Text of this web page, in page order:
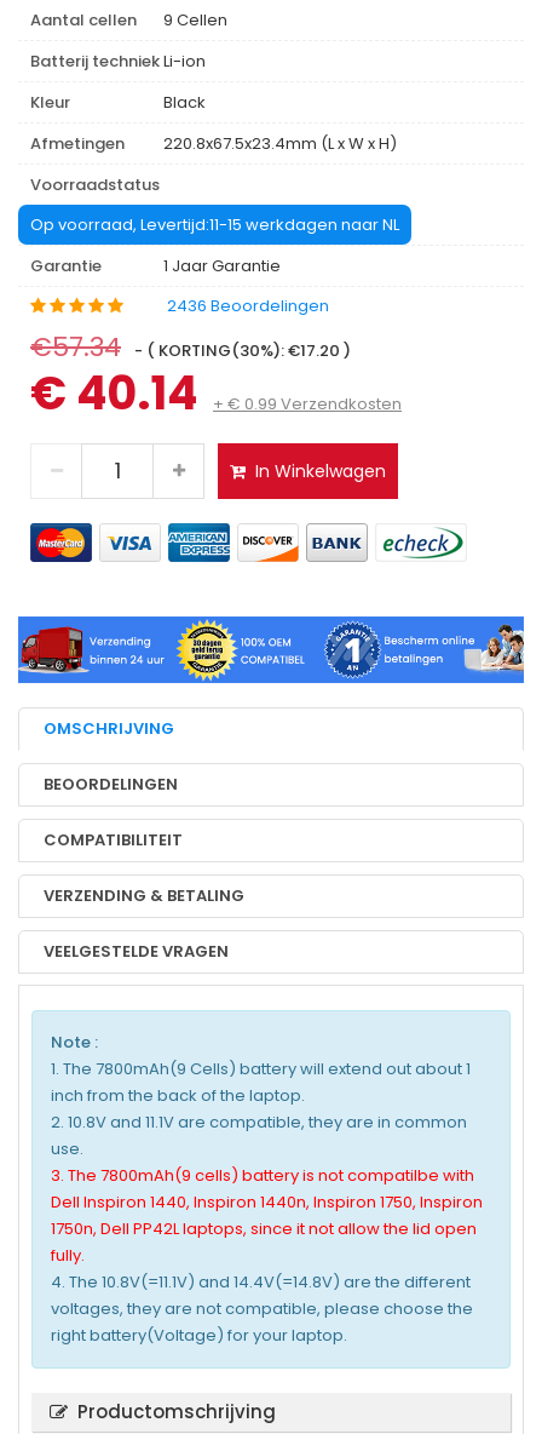
Aantal cellen
9 Cellen
Batterij techniekLi-ion
Kleur
Black
Afmetingen
220.8x67.5x23.4mm (L x W x H)
Voorraadstatus
Op voorraad, Levertijd:11-15 werkdagen naar NL
Garantie
1 Jaar Garantie
2436 Beoordelingen
€57.34 - ( KORTING(30%): €17.20 )
€ 40.14 + € 0.99 Verzendkosten
In Winkelwagen
OMSCHRIJVING
BEOORDELINGEN
COMPATIBILITEIT
VERZENDING & BETALING
VEELGESTELDE VRAGEN
Note :
1. The 7800mAh(9 Cells) battery will extend out about 1
inch from the back of the laptop.
2. 10.8V and 11.1V are compatible, they are in common
use.
3. The 7800mAh(9 cells) battery is not compatilbe with
Dell Inspiron 1440, Inspiron 1440n, Inspiron 1750, Inspiron
1750n, Dell PP42L laptops, since it not allow the lid open
fully.
4. The 10.8V(=11.1V) and 14.4V(=14.8V) are the different
voltages, they are not compatible, please choose the
right battery(Voltage) for your laptop.
Productomschrijving